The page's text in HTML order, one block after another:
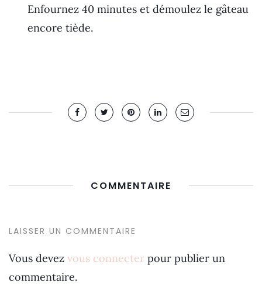
Enfournez 40 minutes et démoulez le gâteau
encore tiède.
COMMENTAIRE
LAISSER UN COMMENTAIRE
Vous devez vous connecter pour publier un
commentaire.